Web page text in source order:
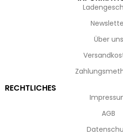
Über uns
RECHTLICHES
AGB